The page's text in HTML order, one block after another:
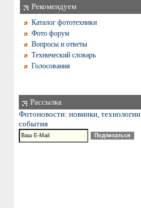
Рекомендуем
Каталог фототехники
Фото форум
Вопросы и ответы
Технический словарь
Голосования
Рассылка
Фотоновости: новинки, технологии,
события